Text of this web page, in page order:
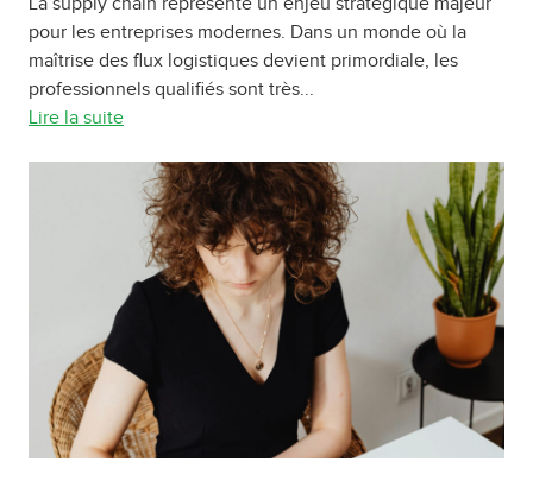
pour les entreprises modernes. Dans un monde où la
maîtrise des flux logistiques devient primordiale, les
professionnels qualifiés sont très...
Lire la suite